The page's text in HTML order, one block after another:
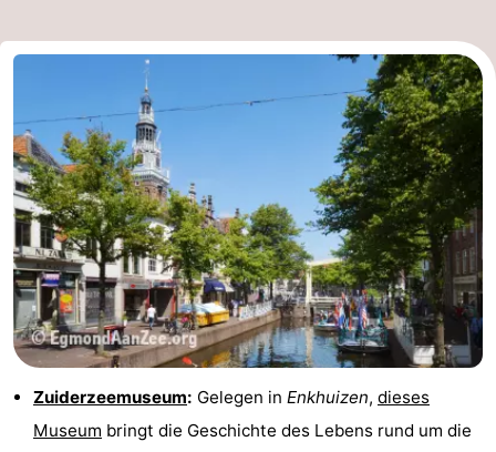
Zuiderzeemuseum: Gelegen in Enkhuizen, dieses
Museum bringt die Geschichte des Lebens rund um die